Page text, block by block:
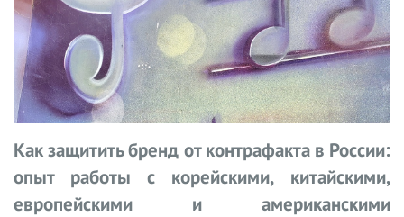
Как защитить бренд от контрафакта в России:
опыт работы с корейскими, китайскими,
европейскими и американскими